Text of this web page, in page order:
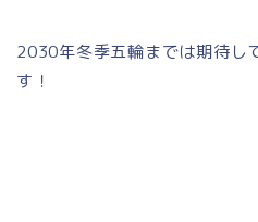
2030年冬季五輪までは期待し
す！